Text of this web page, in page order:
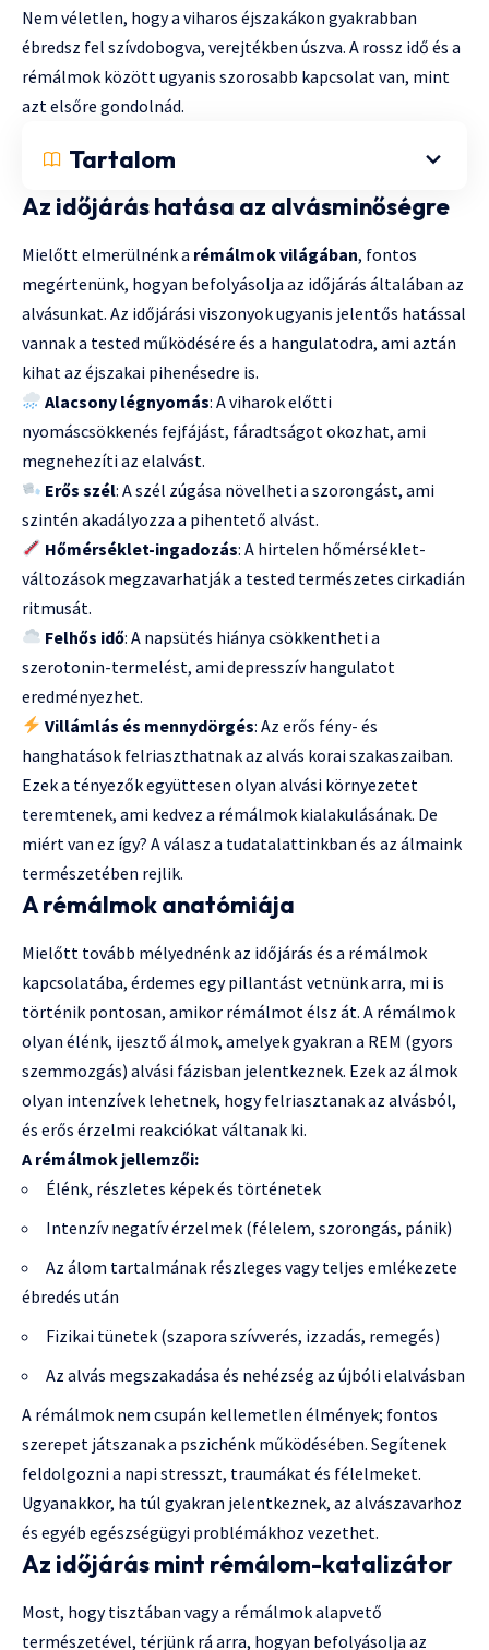
Nem véletlen, hogy a viharos éjszakákon gyakrabban
ébredsz fel szívdobogva, verejtékben úszva. A rossz idő és a
rémálmok között ugyanis szorosabb kapcsolat van, mint
azt elsőre gondolnád.
Tartalom
Az időjárás hatása az alvásminőségre
Mielőtt elmerülnénk a rémálmok világában, fontos
megértenünk, hogyan befolyásolja az időjárás általában az
alvásunkat. Az időjárási viszonyok ugyanis jelentős hatással
vannak a tested működésére és a hangulatodra, ami aztán
kihat az éjszakai pihenésedre is.
Alacsony légnyomás: A viharok előtti
nyomáscsökkenés fejfájást, fáradtságot okozhat, ami
megnehezíti az elalvást.
Erős szél: A szél zúgása növelheti a szorongást, ami
szintén akadályozza a pihentető alvást.
Hőmérséklet-ingadozás: A hirtelen hőmérséklet-
változások megzavarhatják a tested természetes cirkadián
ritmusát.
Felhős idő: A napsütés hiánya csökkentheti a
szerotonin-termelést, ami depresszív hangulatot
eredményezhet.
Villámlás és mennydörgés: Az erős fény- és
hanghatások felriaszthatnak az alvás korai szakaszaiban.
Ezek a tényezők együttesen olyan alvási környezetet
teremtenek, ami kedvez a rémálmok kialakulásának. De
miért van ez így? A válasz a tudatalattinkban és az álmaink
természetében rejlik.
A rémálmok anatómiája
Mielőtt tovább mélyednénk az időjárás és a rémálmok
kapcsolatába, érdemes egy pillantást vetnünk arra, mi is
történik pontosan, amikor rémálmot élsz át. A rémálmok
olyan élénk, ijesztő álmok, amelyek gyakran a REM (gyors
szemmozgás) alvási fázisban jelentkeznek. Ezek az álmok
olyan intenzívek lehetnek, hogy felriasztanak az alvásból,
és erős érzelmi reakciókat váltanak ki.
A rémálmok jellemzői:
Élénk, részletes képek és történetek
Intenzív negatív érzelmek (félelem, szorongás, pánik)
Az álom tartalmának részleges vagy teljes emlékezete
ébredés után
Fizikai tünetek (szapora szívverés, izzadás, remegés)
Az alvás megszakadása és nehézség az újbóli elalvásban
A rémálmok nem csupán kellemetlen élmények; fontos
szerepet játszanak a pszichénk működésében. Segítenek
feldolgozni a napi stresszt, traumákat és félelmeket.
Ugyanakkor, ha túl gyakran jelentkeznek, az alvászavarhoz
és egyéb egészségügyi problémákhoz vezethet.
Az időjárás mint rémálom-katalizátor
Most, hogy tisztában vagy a rémálmok alapvető
természetével, térjünk rá arra, hogyan befolyásolja az